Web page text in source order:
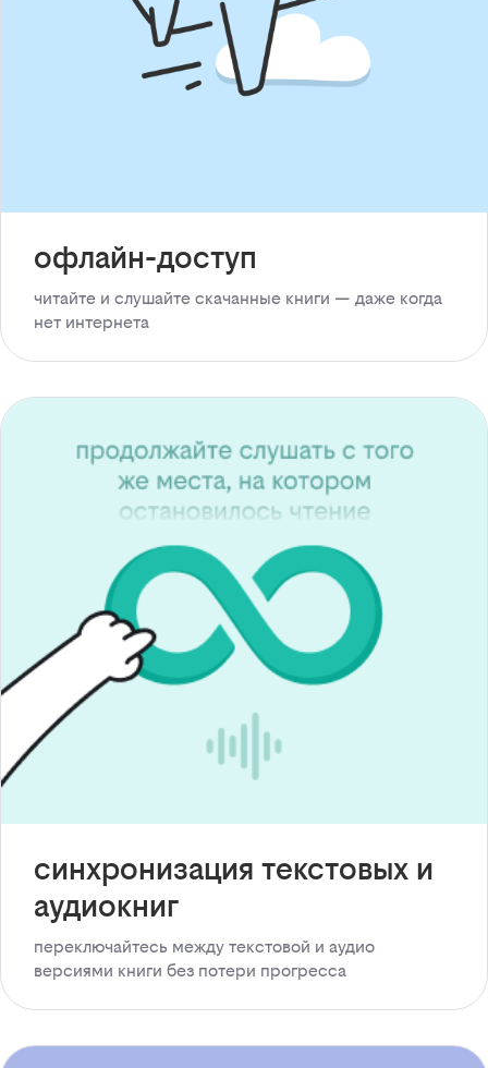
офлайн-доступ
читайте и слушайте скачанные книги — даже когда
нет интернета
синхронизация текстовых и
аудиокниг
переключайтесь между текстовой и аудио
версиями книги без потери прогресса